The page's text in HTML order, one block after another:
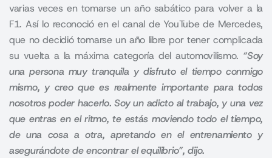
varias veces en tomarse un año sabático para volver a la
F1. Así lo reconoció en el canal de YouTube de Mercedes,
que no decidió tomarse un año libre por tener complicada
su vuelta a la máxima categoría del automovilismo. “Soy
una persona muy tranquila y disfruto el tiempo conmigo
mismo, y creo que es realmente importante para todos
nosotros poder hacerlo. Soy un adicto al trabajo, y una vez
que entras en el ritmo, te estás moviendo todo el tiempo,
de una cosa a otra, apretando en el entrenamiento y
asegurándote de encontrar el equilibrio”, dijo.